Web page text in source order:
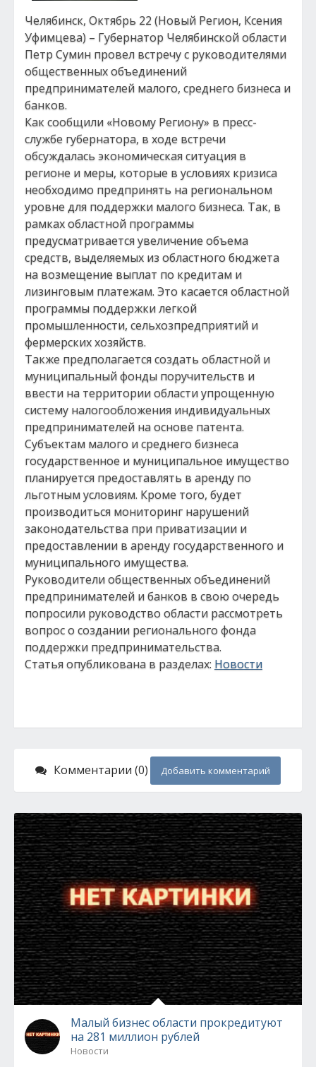
Челябинск, Октябрь 22 (Новый Регион, Ксения
Уфимцева) – Губернатор Челябинской области
Петр Сумин провел встречу с руководителями
общественных объединений
предпринимателей малого, среднего бизнеса и
банков.
Как сообщили «Новому Региону» в пресс-
службе губернатора, в ходе встречи
обсуждалась экономическая ситуация в
регионе и меры, которые в условиях кризиса
необходимо предпринять на региональном
уровне для поддержки малого бизнеса. Так, в
рамках областной программы
предусматривается увеличение объема
средств, выделяемых из областного бюджета
на возмещение выплат по кредитам и
лизинговым платежам. Это касается областной
программы поддержки легкой
промышленности, сельхозпредприятий и
фермерских хозяйств.
Также предполагается создать областной и
муниципальный фонды поручительств и
ввести на территории области упрощенную
систему налогообложения индивидуальных
предпринимателей на основе патента.
Субъектам малого и среднего бизнеса
государственное и муниципальное имущество
планируется предоставлять в аренду по
льготным условиям. Кроме того, будет
производиться мониторинг нарушений
законодательства при приватизации и
предоставлении в аренду государственного и
муниципального имущества.
Руководители общественных объединений
предпринимателей и банков в свою очередь
попросили руководство области рассмотреть
вопрос о создании регионального фонда
поддержки предпринимательства.
Статья опубликована в разделах: Новости
Комментарии (0) Добавить комментарий
Малый бизнес области прокредитуют
на 281 миллион рублей
Новости